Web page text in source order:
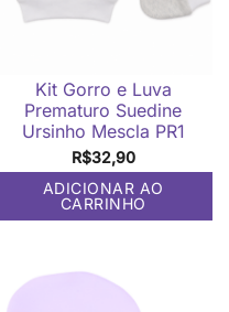
escolhidas
produto
Kit Gorro e Luva
Prematuro Suedine
Ursinho Mescla PR1
R$32,90
ADICIONAR AO
CARRINHO